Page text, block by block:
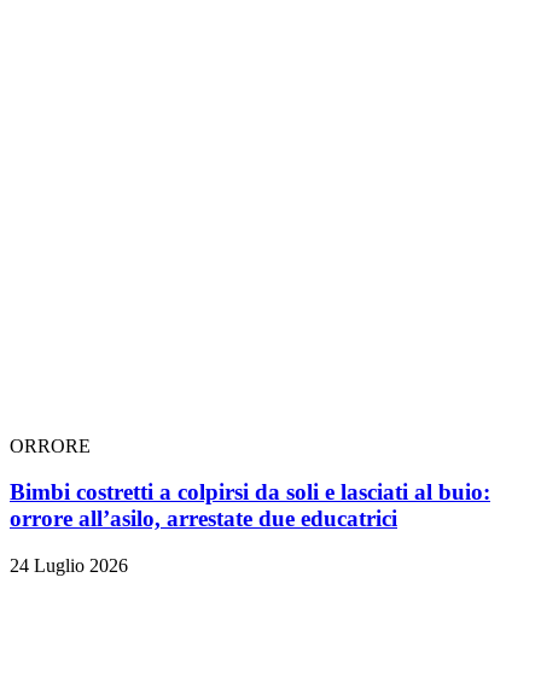
ORRORE
Bimbi costretti a colpirsi da soli e lasciati al buio:
orrore all’asilo, arrestate due educatrici
24 Luglio 2026